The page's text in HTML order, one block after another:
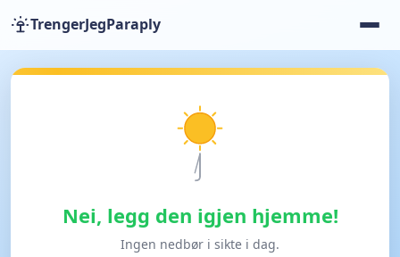
TrengerJegParaply
Nei, legg den igjen hjemme!
Ingen nedbør i sikte i dag.